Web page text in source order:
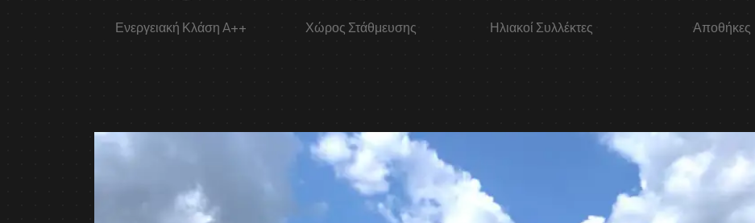
Ενεργειακή Κλάση A++ Χώρος Στάθμευσης Ηλιακοί Συλλέκτες Αποθήκες